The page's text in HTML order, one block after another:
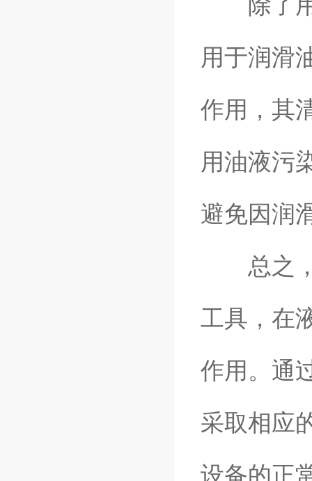
除了用
用于润滑
作用，其
用油液污
避免因润
总之，
工具，在
作用。通
采取相应
设备的正